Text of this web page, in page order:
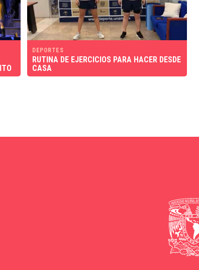
DEPORTES
RUTINA DE EJERCICIOS PARA HACER DESDE
CASA